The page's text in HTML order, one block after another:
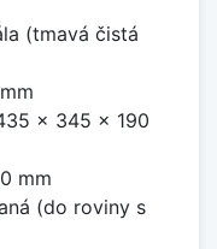
(tmavá čistá
x 345 x 190
mm
(do roviny s